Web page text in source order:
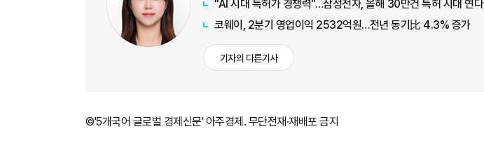
"AI 시대 특허가 경쟁력"…삼성전자, 올해 30만건 특허 시대 연다
코웨이, 2분기 영업이익 2532억원…전년 동기比 4.3% 증가
기자의 다른기사
©'5개국어 글로벌 경제신문' 아주경제. 무단전재·재배포 금지